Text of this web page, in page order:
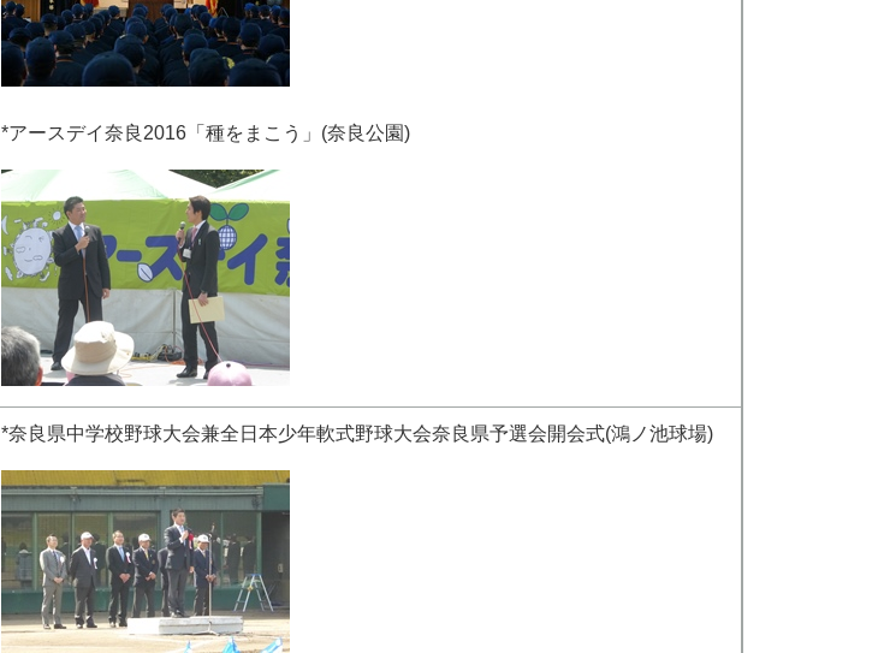
*アースデイ奈良2016「種をまこう」(奈良公園)
*奈良県中学校野球大会兼全日本少年軟式野球大会奈良県予選会開会式(鴻ノ池球場)